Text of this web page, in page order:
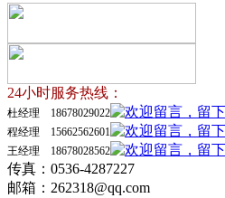
24小时服务热线：
杜经理 18678029022
程经理 15662562601
王经理 18678028562
传真：0536-4287227
邮箱：262318@qq.com